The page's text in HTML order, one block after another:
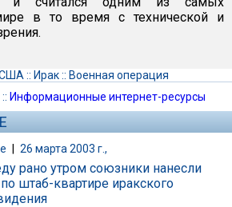
в то время с технической и
:: Ирак:: Военная операция
:: Информационные интернет-ресурсы
| 26 марта 2003 г.,
рано утром союзники нанесли
штаб-квартире иракского